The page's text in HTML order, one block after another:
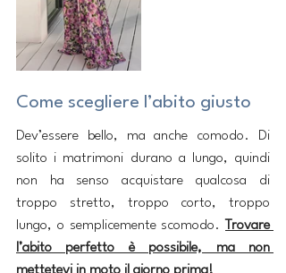
Come scegliere l’abito giusto
Dev’essere bello, ma anche comodo. Di
solito i matrimoni durano a lungo, quindi
non ha senso acquistare qualcosa di
troppo stretto, troppo corto, troppo
lungo, o semplicemente scomodo.
Trovare
l’abito perfetto è possibile, ma non